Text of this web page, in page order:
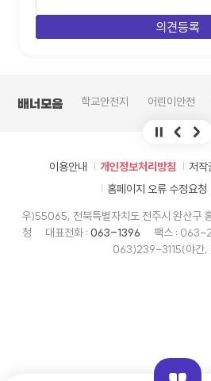
배너모음
교육데이터
학교안전지
어린이안전
이용안내 개인정보처리방침 저작
홈페이지 오류 수정요청
우)55065, 전북특별자치도 전주시 완산구
청
대표전화 : 063-1396 팩스 :
063)239-3115(야간,